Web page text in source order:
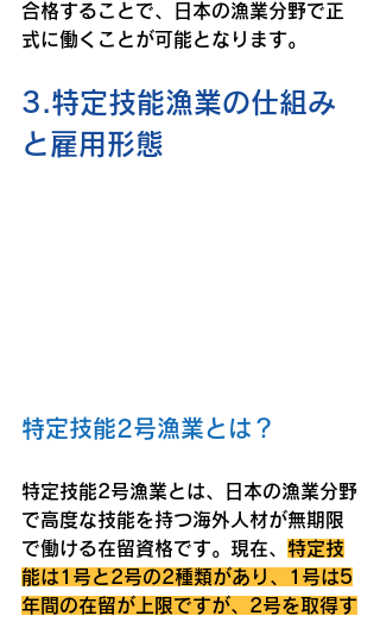
合格することで、日本の漁業分野で正
式に働くことが可能となります。
3.特定技能漁業の仕組み
と雇用形態
特定技能2号漁業とは？
特定技能2号漁業とは、日本の漁業分野
で高度な技能を持つ海外人材が無期限
で働ける在留資格です。現在、 特定技
能は1号と2号の2種類があり、1号は5
年間の在留が上限ですが、2号を取得す